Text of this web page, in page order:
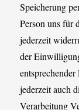
Speicherung
Person uns für
jederzeit
der
jederzeit auch
Verarbeitung